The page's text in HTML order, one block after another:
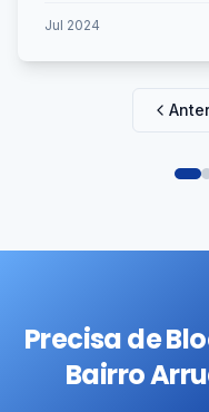
Jul 2024
Precisa de
Bairro